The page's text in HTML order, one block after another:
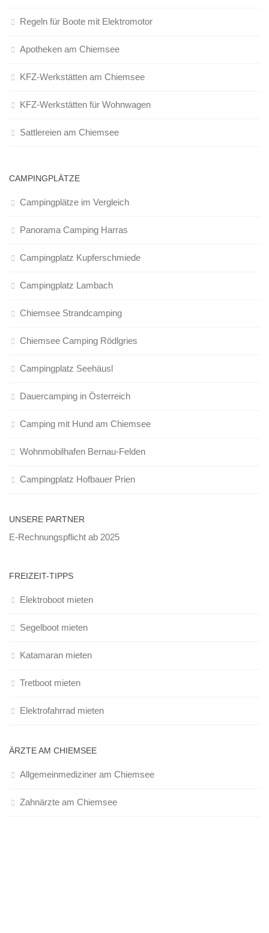
Regeln für Boote mit Elektromotor
Apotheken am Chiemsee
KFZ-Werkstätten am Chiemsee
KFZ-Werkstätten für Wohnwagen
Sattlereien am Chiemsee
CAMPINGPLÄTZE
Campingplätze im Vergleich
Panorama Camping Harras
Campingplatz Kupferschmiede
Campingplatz Lambach
Chiemsee Strandcamping
Chiemsee Camping Rödlgries
Campingplatz Seehäusl
Dauercamping in Österreich
Camping mit Hund am Chiemsee
Wohnmobilhafen Bernau-Felden
Campingplatz Hofbauer Prien
UNSERE PARTNER
E-Rechnungspflicht ab 2025
FREIZEIT-TIPPS
Elektroboot mieten
Segelboot mieten
Katamaran mieten
Tretboot mieten
Elektrofahrrad mieten
ÄRZTE AM CHIEMSEE
Allgemeinmediziner am Chiemsee
Zahnärzte am Chiemsee